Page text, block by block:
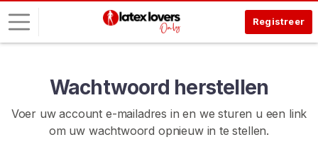
Registreer
Wachtwoord herstellen
Voer uw account e-mailadres in en we sturen u een link
om uw wachtwoord opnieuw in te stellen.
n
o
g